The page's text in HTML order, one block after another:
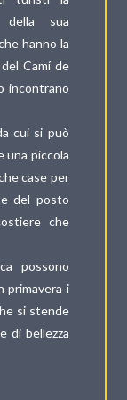
della sua
hanno la
Camí de
incontrano
cui si può
una piccola
case per
del posto
che
possono
primavera i
si stende
di bellezza